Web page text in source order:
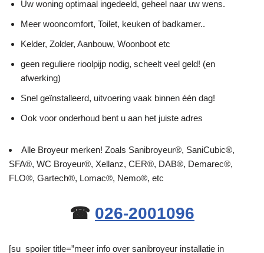
Uw woning optimaal ingedeeld, geheel naar uw wens.
Meer wooncomfort, Toilet, keuken of badkamer..
Kelder, Zolder, Aanbouw, Woonboot etc
geen reguliere rioolpijp nodig, scheelt veel geld! (en
afwerking)
Snel geïnstalleerd, uitvoering vaak binnen één dag!
Ook voor onderhoud bent u aan het juiste adres
Alle Broyeur merken! Zoals Sanibroyeur®, SaniCubic®,
SFA®, WC Broyeur®, Xellanz, CER®, DAB®, Demarec®,
FLO®, Gartech®, Lomac®, Nemo®, etc
☎ 026-2001096
[su_spoiler title=”meer info over sanibroyeur installatie in